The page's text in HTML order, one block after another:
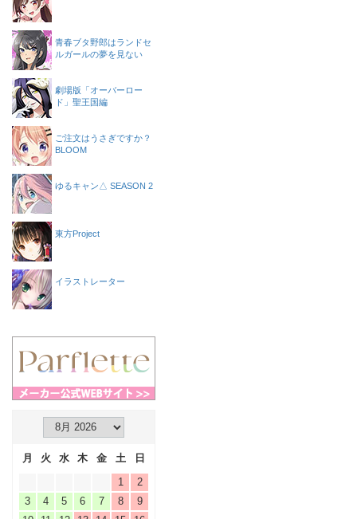
青春ブタ野郎はランドセ
ルガールの夢を見ない
劇場版「オーバーロー
ド」聖王国編
ご注文はうさぎですか？
BLOOM
ゆるキャン△ SEASON 2
東方Project
イラストレーター
月 火 水 木 金 土
日
1
2
3
4 5 6 7 8
9